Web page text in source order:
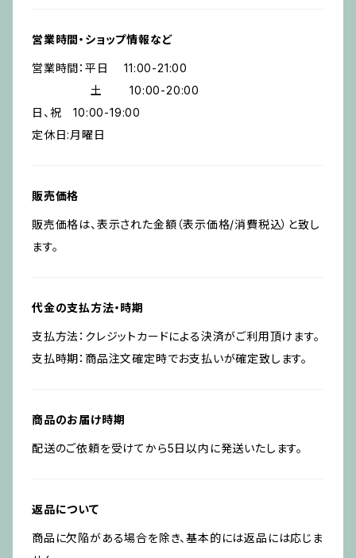
営業時間・ショップ情報など
営業時間：平日 11:00-21:00
土 10:00-20:00
日、祝 10:00-19:00
定休日:月曜日
販売価格
販売価格は、表示された金額（表示価格/消費税込）と致し
ます。
代金の支払方法・時期
支払方法：クレジットカードによる決済がご利用頂けます。
支払時期：商品注文確定時でお支払いが確定致します。
商品のお届け時期
配送のご依頼を受けてから5日以内に発送いたします。
返品について
商品に欠陥がある場合を除き、基本的には返品には応じま